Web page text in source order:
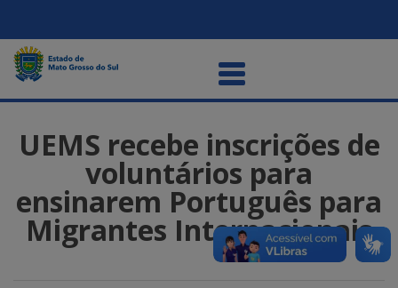
UEMS recebe inscrições de
voluntários para
ensinarem Português para
Migrantes Internacionais